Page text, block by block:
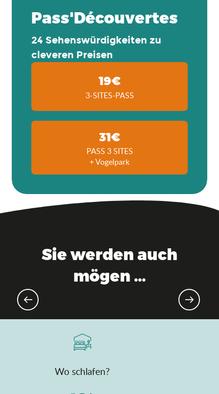
Pass'Découvertes
24 Sehenswürdigkeiten zu
cleveren Preisen
19€
3-SITES-PASS
31€
PASS 3 SITES
+ Vogelpark
Sie werden auch
mögen ...
Wo schlafen?